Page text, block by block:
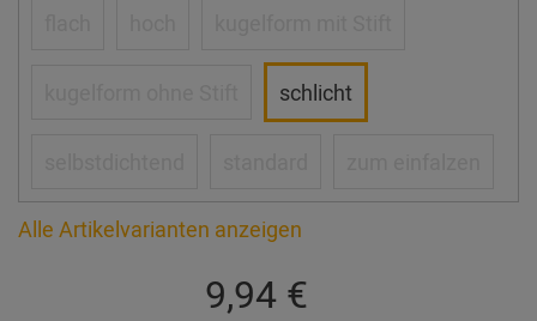
schlicht
Alle Artikelvarianten anzeigen
9,94 €